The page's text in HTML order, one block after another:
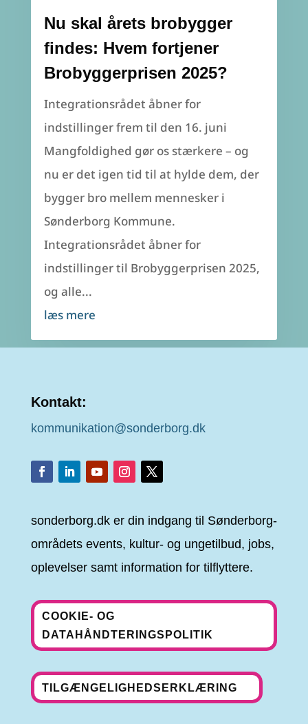
Nu skal årets brobygger
findes: Hvem fortjener
Brobyggerprisen 2025?
Integrationsrådet åbner for
indstillinger frem til den 16. juni
Mangfoldighed gør os stærkere – og
nu er det igen tid til at hylde dem, der
bygger bro mellem mennesker i
Sønderborg Kommune.
Integrationsrådet åbner for
indstillinger til Brobyggerprisen 2025,
og alle...
læs mere
Kontakt:
kommunikation@sonderborg.dk
sonderborg.dk er din indgang til Sønderborg-
områdets events, kultur- og ungetilbud, jobs,
oplevelser samt information for tilflyttere.
COOKIE- OG
DATAHÅNDTERINGSPOLITIK
TILGÆNGELIGHEDSERKLÆRING